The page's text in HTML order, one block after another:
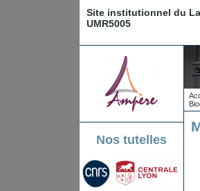
Site institutionnel du
UMR5005
Nos tutelles